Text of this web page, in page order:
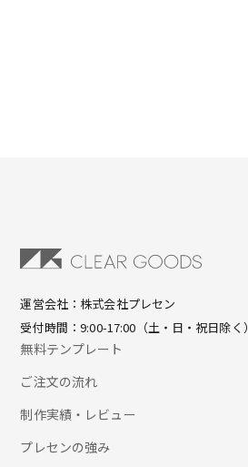
運営会社：株式会社プレセン
受付時間：9:00-17:00（土・日・祝日除く）
無料テンプレート
ご注文の流れ
制作実績・レビュー
プレセンの強み